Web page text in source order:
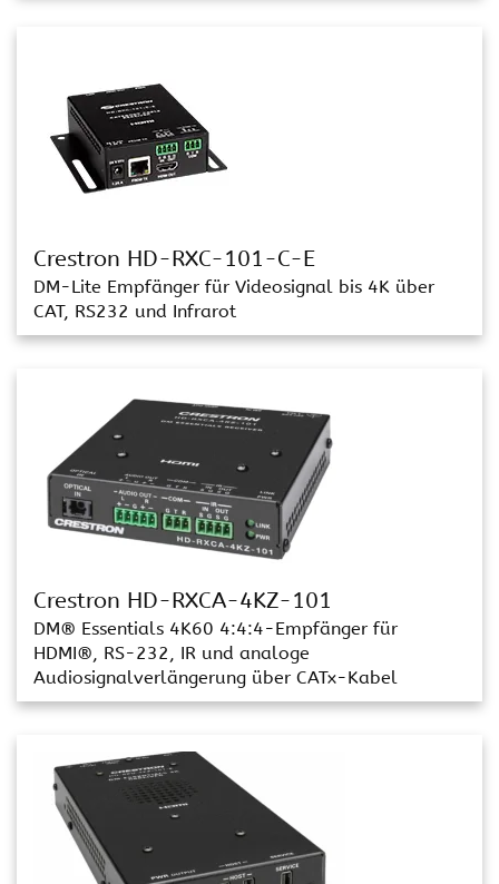
Crestron HD-RXC-101-C-E
DM-Lite Empfänger für Videosignal bis 4K über
CAT, RS232 und Infrarot
Crestron HD-RXCA-4KZ-101
DM® Essentials 4K60 4:4:4-Empfänger für
HDMI®, RS-232, IR und analoge
Audiosignalverlängerung über CATx-Kabel